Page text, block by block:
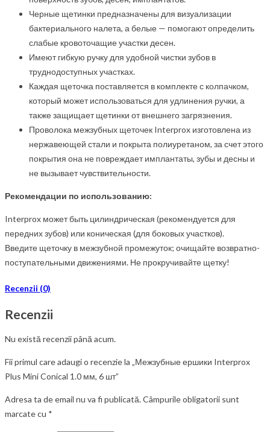
Черные щетинки предназначены для визуализации
бактериального налета, а белые — помогают определить
слабые кровоточащие участки десен.
Имеют гибкую ручку для удобной чистки зубов в
труднодоступных участках.
Каждая щеточка поставляется в комплекте с колпачком,
который может использоваться для удлинения ручки, а
также защищает щетинки от внешнего загрязнения.
Проволока межзубных щеточек Interprox изготовлена из
нержавеющей стали и покрыта полиуретаном, за счет этого
покрытия она не повреждает имплантаты, зубы и десны и
не вызывает чувствительности.
Рекомендации по использованию:
Interprox может быть цилиндрическая (рекомендуется для
передних зубов) или коническая (для боковых участков).
Введите щеточку в межзубной промежуток; очищайте возвратно-
поступательными движениями. Не прокручивайте щетку!
Recenzii (0)
Recenzii
Nu există recenzii până acum.
Fii primul care adaugi o recenzie la „Межзубные ершики Interprox
Plus Mini Conical 1.0 мм, 6 шт”
Adresa ta de email nu va fi publicată.Câmpurile obligatorii sunt
marcate cu *